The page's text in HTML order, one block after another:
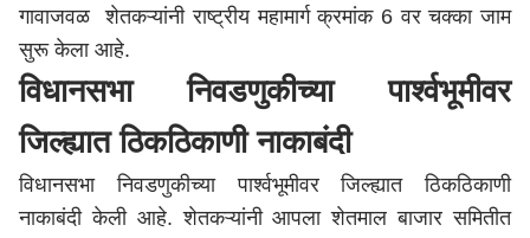
गावाजवळ शेतकऱ्यांनी राष्ट्रीय महामार्ग क्रमांक 6 वर चक्का जाम
सुरू केला आहे.
विधानसभा निवडणुकीच्या पार्श्वभूमीवर
जिल्ह्यात ठिकठिकाणी नाकाबंदी
विधानसभा निवडणुकीच्या पार्श्वभूमीवर जिल्ह्यात ठिकठिकाणी
नाकाबंदी केली आहे. शेतकऱ्यांनी आपला शेतमाल बाजार समितीत